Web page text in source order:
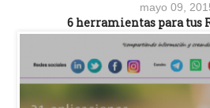
mayo 09,
6 herramientas para tus